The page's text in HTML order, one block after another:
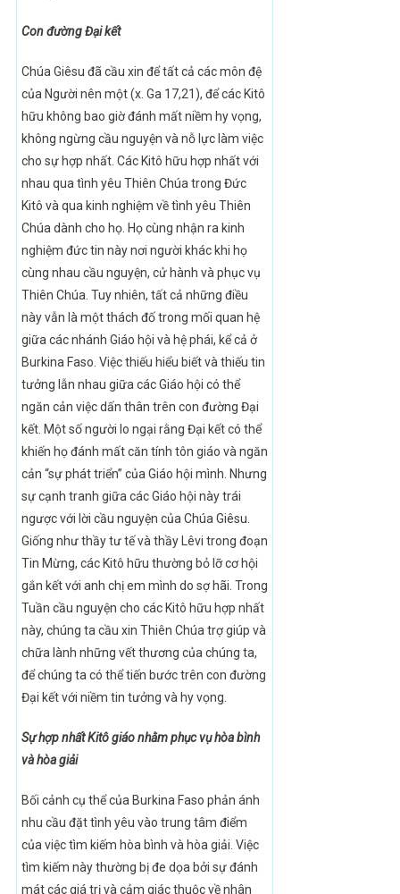
Con đường Đại kết
Chúa Giêsu đã cầu xin để tất cả các môn đệ
của Người nên một (x. Ga 17,21), để các Kitô
hữu không bao giờ đánh mất niềm hy vọng,
không ngừng cầu nguyện và nỗ lực làm việc
cho sự hợp nhất. Các Kitô hữu hợp nhất với
nhau qua tình yêu Thiên Chúa trong Đức
Kitô và qua kinh nghiệm về tình yêu Thiên
Chúa dành cho họ. Họ cùng nhận ra kinh
nghiệm đức tin này nơi người khác khi họ
cùng nhau cầu nguyện, cử hành và phục vụ
Thiên Chúa. Tuy nhiên, tất cả những điều
này vẫn là một thách đố trong mối quan hệ
giữa các nhánh Giáo hội và hệ phái, kể cả ở
Burkina Faso. Việc thiếu hiểu biết và thiếu tin
tưởng lẫn nhau giữa các Giáo hội có thể
ngăn cản việc dấn thân trên con đường Đại
kết. Một số người lo ngại rằng Đại kết có thể
khiến họ đánh mất căn tính tôn giáo và ngăn
cản “sự phát triển” của Giáo hội mình. Nhưng
sự cạnh tranh giữa các Giáo hội này trái
ngược với lời cầu nguyện của Chúa Giêsu.
Giống như thầy tư tế và thầy Lêvi trong đoạn
Tin Mừng, các Kitô hữu thường bỏ lỡ cơ hội
gắn kết với anh chị em mình do sợ hãi. Trong
Tuần cầu nguyện cho các Kitô hữu hợp nhất
này, chúng ta cầu xin Thiên Chúa trợ giúp và
chữa lành những vết thương của chúng ta,
để chúng ta có thể tiến bước trên con đường
Đại kết với niềm tin tưởng và hy vọng.
Sự hợp nhất Kitô giáo nhằm phục vụ hòa bình
và hòa giải
Bối cảnh cụ thể của Burkina Faso phản ánh
nhu cầu đặt tình yêu vào trung tâm điểm
của việc tìm kiếm hòa bình và hòa giải. Việc
tìm kiếm này thường bị đe dọa bởi sự đánh
mát các giá trị và cảm giác thuộc về nhân